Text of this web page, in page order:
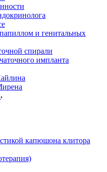
и генитальных
спирали
импланта
капюшона клитора